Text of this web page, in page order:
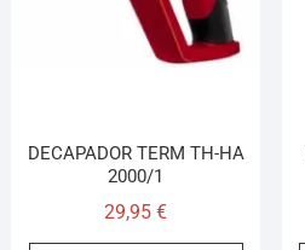
DECAPADOR TERM TH-HA
2000/1
29,95€